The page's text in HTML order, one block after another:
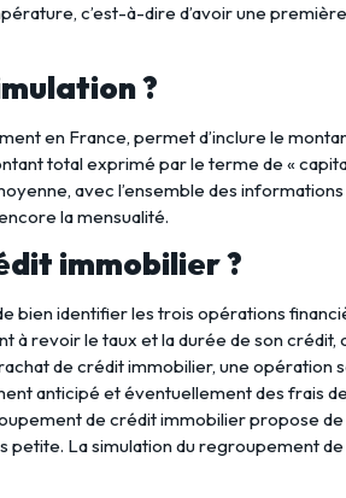
c’est-à-dire d’avoir une
?
en France, permet d’inclure le
total exprimé par le terme de «
avec l’ensemble des
la mensualité.
immobilier ?
bien identifier les trois opérations
revoir le taux et la durée de son crédit,
de crédit immobilier, une opération
anticipé et éventuellement des frais
de crédit immobilier propose
La simulation du regroupement